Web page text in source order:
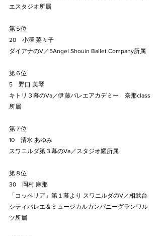
エスタジオ所属
第５位
20　小澤 菜々子
ダイアナのV／5Angel Shouin Ballet Company所属
第６位
5　野口 美琴
キトリ３幕のVa／伊藤バレエアカデミー　奈那class
所属
第７位
10　清水 あゆみ
スワニルダ第３幕のVa／スタジオ耀所属
第８位
30　岡村 麻那
「コッペリア」第１幕より スワニルダのV／相武台
シティバレエ＆ミュージカルカンパニーグランワル
ツ所属